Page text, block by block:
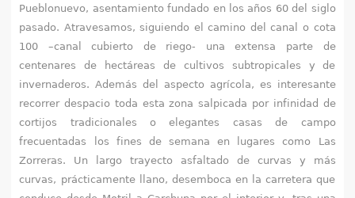
u
Pueblonuevo, asentamiento fundado en los años 60 del siglo
pasado. Atravesamos, siguiendo el camino del canal o cota
100 –canal cubierto de riego- una extensa parte de
centenares de hectáreas de cultivos subtropicales y de
invernaderos. Además del aspecto agrícola, es interesante
recorrer despacio toda esta zona salpicada por infinidad de
cortijos tradicionales o elegantes casas de campo
frecuentadas los fines de semana en lugares como Las
Zorreras. Un largo trayecto asfaltado de curvas y más
curvas, prácticamente llano, desemboca en la carretera que